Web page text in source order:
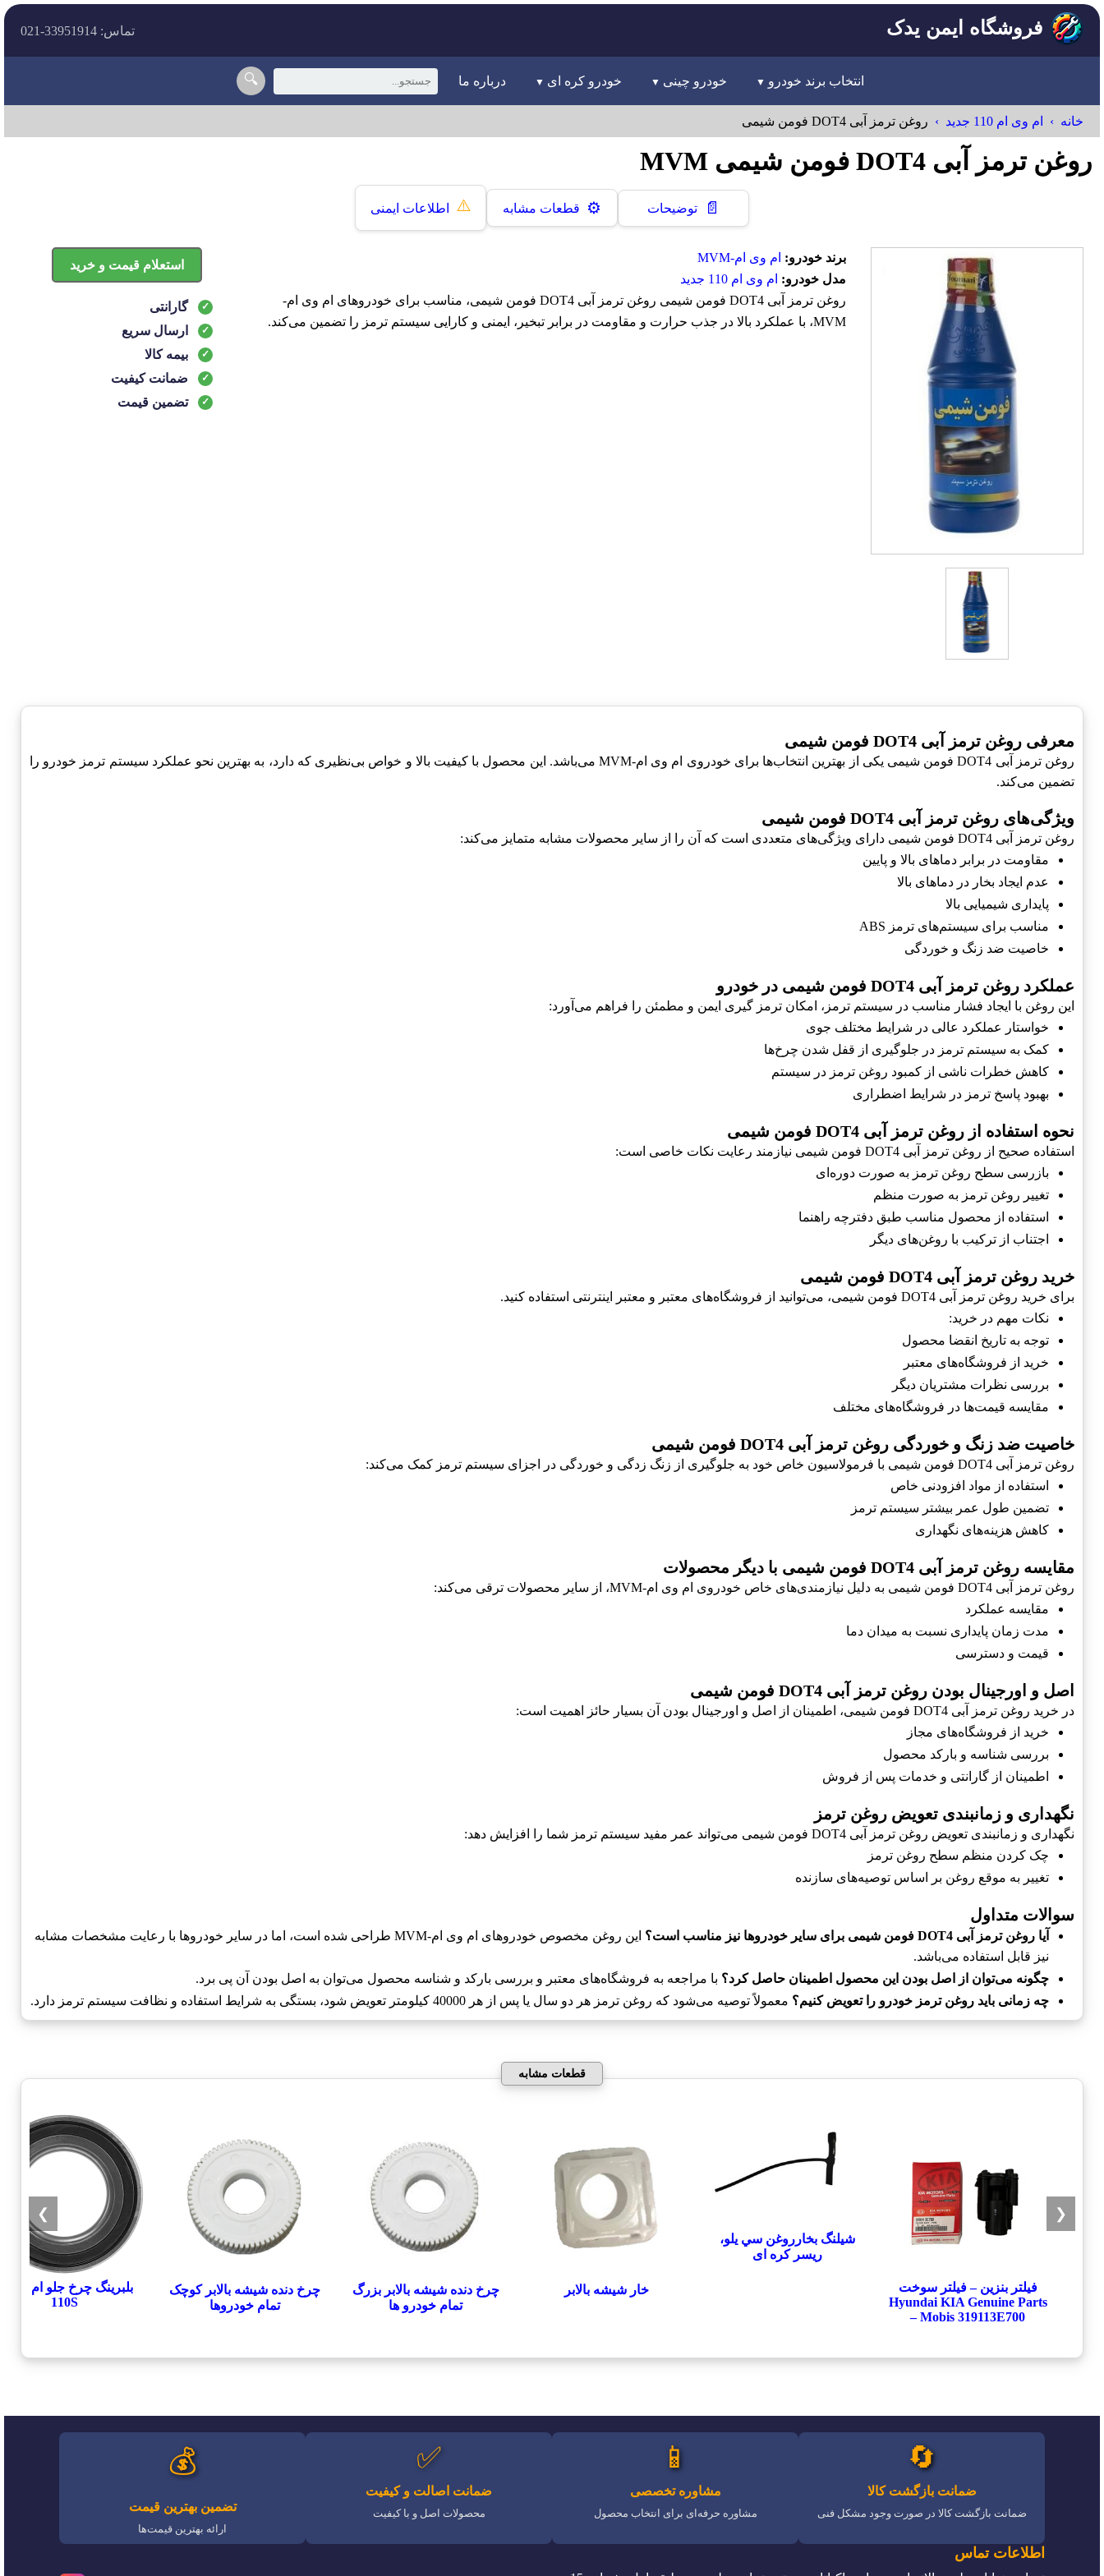
فروشگاه ایمن یدک تماس: 33951914-021
🔍 انتخاب برند خودرو خودرو چینی خودرو کره ای درباره ما
خانه ام وی ام 110 جدید روغن ترمز آبی DOT4 فومن شیمی
روغن ترمز آبی DOT4 فومن شیمی MVM
📄 توضیحات ⚙️ قطعات مشابه ⚠️ اطلاعات ایمنی
برند خودرو: ام وی ام-MVM
مدل خودرو: ام وی ام 110 جدید
روغن ترمز آبی DOT4 فومن شیمی روغن ترمز آبی DOT4 فومن شیمی، مناسب برای خودروهای ام وی ام-
MVM، با عملکرد بالا در جذب حرارت و مقاومت در برابر تبخیر، ایمنی و کارایی سیستم ترمز را تضمین می‌کند.
استعلام قیمت و خرید
گارانتی
ارسال سریع
بیمه کالا
ضمانت کیفیت
تضمین قیمت
معرفی روغن ترمز آبی DOT4 فومن شیمی
روغن ترمز آبی DOT4 فومن شیمی یکی از بهترین انتخاب‌ها برای خودروی ام وی ام-MVM می‌باشد. این محصول با کیفیت بالا و خواص بی‌نظیری که دارد، به بهترین نحو عملکرد سیستم ترمز خودرو را
تضمین می‌کند.
ویژگی‌های روغن ترمز آبی DOT4 فومن شیمی
روغن ترمز آبی DOT4 فومن شیمی دارای ویژگی‌های متعددی است که آن را از سایر محصولات مشابه متمایز می‌کند:
مقاومت در برابر دماهای بالا و پایین
عدم ایجاد بخار در دماهای بالا
پایداری شیمیایی بالا
مناسب برای سیستم‌های ترمز ABS
خاصیت ضد زنگ و خوردگی
عملکرد روغن ترمز آبی DOT4 فومن شیمی در خودرو
این روغن با ایجاد فشار مناسب در سیستم ترمز، امکان ترمز گیری ایمن و مطمئن را فراهم می‌آورد:
خواستار عملکرد عالی در شرایط مختلف جوی
کمک به سیستم ترمز در جلوگیری از قفل شدن چرخ‌ها
کاهش خطرات ناشی از کمبود روغن ترمز در سیستم
بهبود پاسخ ترمز در شرایط اضطراری
نحوه استفاده از روغن ترمز آبی DOT4 فومن شیمی
استفاده صحیح از روغن ترمز آبی DOT4 فومن شیمی نیازمند رعایت نکات خاصی است:
بازرسی سطح روغن ترمز به صورت دوره‌ای
تغییر روغن ترمز به صورت منظم
استفاده از محصول مناسب طبق دفترچه راهنما
اجتناب از ترکیب با روغن‌های دیگر
خرید روغن ترمز آبی DOT4 فومن شیمی
برای خرید روغن ترمز آبی DOT4 فومن شیمی، می‌توانید از فروشگاه‌های معتبر و معتبر اینترنتی استفاده کنید.
نکات مهم در خرید:
توجه به تاریخ انقضا محصول
خرید از فروشگاه‌های معتبر
بررسی نظرات مشتریان دیگر
مقایسه قیمت‌ها در فروشگاه‌های مختلف
خاصیت ضد زنگ و خوردگی روغن ترمز آبی DOT4 فومن شیمی
روغن ترمز آبی DOT4 فومن شیمی با فرمولاسیون خاص خود به جلوگیری از زنگ زدگی و خوردگی در اجزای سیستم ترمز کمک می‌کند:
استفاده از مواد افزودنی خاص
تضمین طول عمر بیشتر سیستم ترمز
کاهش هزینه‌های نگهداری
مقایسه روغن ترمز آبی DOT4 فومن شیمی با دیگر محصولات
روغن ترمز آبی DOT4 فومن شیمی به دلیل نیازمندی‌های خاص خودروی ام وی ام-MVM، از سایر محصولات ترقی می‌کند:
مقایسه عملکرد
مدت زمان پایداری نسبت به میدان دما
قیمت و دسترسی
اصل و اورجینال بودن روغن ترمز آبی DOT4 فومن شیمی
در خرید روغن ترمز آبی DOT4 فومن شیمی، اطمینان از اصل و اورجینال بودن آن بسیار حائز اهمیت است:
خرید از فروشگاه‌های مجاز
بررسی شناسه و بارکد محصول
اطمینان از گارانتی و خدمات پس از فروش
نگهداری و زمانبندی تعویض روغن ترمز
نگهداری و زمانبندی تعویض روغن ترمز آبی DOT4 فومن شیمی می‌تواند عمر مفید سیستم ترمز شما را افزایش دهد:
چک کردن منظم سطح روغن ترمز
تغییر به موقع روغن بر اساس توصیه‌های سازنده
سوالات متداول
آیا روغن ترمز آبی DOT4 فومن شیمی برای سایر خودروها نیز مناسب است؟
این روغن مخصوص خودروهای ام وی ام-MVM طراحی شده است، اما در سایر خودروها با رعایت مشخصات مشابه
نیز قابل استفاده می‌باشد.
چگونه می‌توان از اصل بودن این محصول اطمینان حاصل کرد؟ با مراجعه به فروشگاه‌های معتبر و بررسی بارکد و شناسه محصول می‌توان به اصل بودن آن پی برد.
چه زمانی باید روغن ترمز خودرو را تعویض کنیم؟ معمولاً توصیه می‌شود که روغن ترمز هر دو سال یا پس از هر 40000 کیلومتر تعویض شود، بستگی به شرایط استفاده و نظافت سیستم ترمز دارد.
قطعات مشابه
فیلتر بنزین – فیلتر سوخت
Hyundai KIA Genuine Parts
– Mobis 319113E700
شيلنگ بخارروغن سي يلو،
ريسر کره ای
خار شیشه بالابر
چرخ دنده شیشه بالابر بزرگ
تمام خودرو ها
چرخ دنده شیشه بالابر کوچک
تمام خودروها
بلبرینگ چرخ جلو ام وی
110S
❮
❯
🔄
ضمانت بازگشت کالا
ضمانت بازگشت کالا در صورت وجود مشکل فنی
📱
مشاوره تخصصی
مشاوره حرفه‌ای برای انتخاب محصول
✅
ضمانت اصالت و کیفیت
محصولات اصل و با کیفیت
💰
تضمین بهترین قیمت
ارائه بهترین قیمت‌ها
اطلاعات تماس